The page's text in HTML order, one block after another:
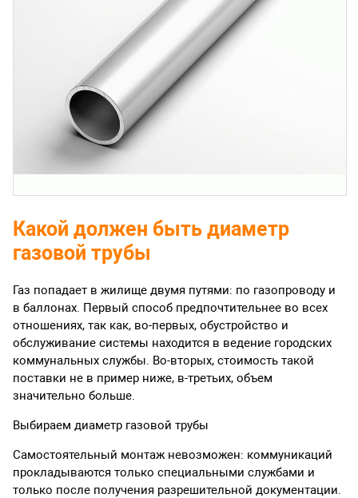
Какой должен быть диаметр
газовой трубы
Газ попадает в жилище двумя путями: по газопроводу и
в баллонах. Первый способ предпочтительнее во всех
отношениях, так как, во-первых, обустройство и
обслуживание системы находится в ведение городских
коммунальных службы. Во-вторых, стоимость такой
поставки не в пример ниже, в-третьих, объем
значительно больше.
Выбираем диаметр газовой трубы
Самостоятельный монтаж невозможен: коммуникаций
прокладываются только специальными службами и
только после получения разрешительной документации.